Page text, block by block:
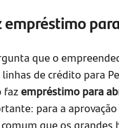
empréstimo
que o
de crédito para
fazempréstimo para
para a
que os